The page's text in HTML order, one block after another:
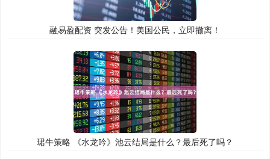
融易盈配资 突发公告！美国公民，立即撤离！
珺牛策略 《水龙吟》池云结局是什么？最后死了吗？